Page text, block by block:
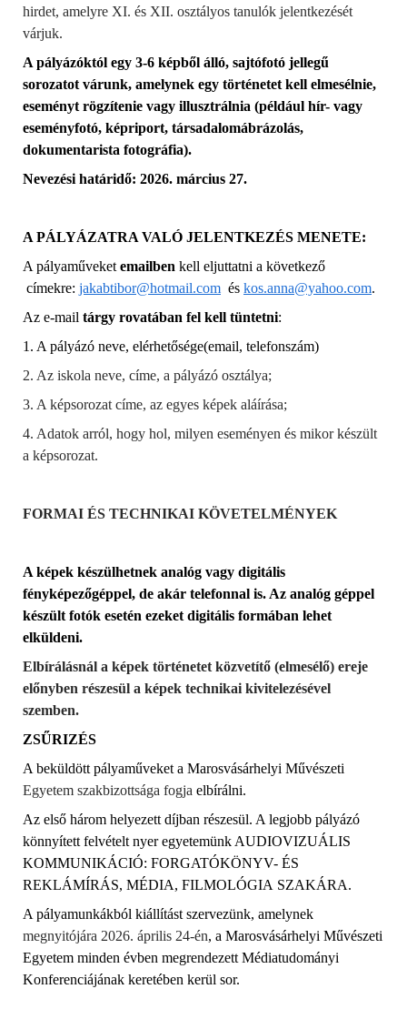
hirdet, amelyre XI. és XII. osztályos tanulók jelentkezését
várjuk.
A pályázóktól egy 3-6 képből álló, sajtófotó jellegű
sorozatot várunk, amelynek egy történetet kell elmesélnie,
eseményt rögzítenie vagy illusztrálnia (például hír- vagy
eseményfotó, képriport, társadalomábrázolás,
dokumentarista fotográfia).
Nevezési határidő: 2026. március 27.
A PÁLYÁZATRA VALÓ JELENTKEZÉS MENETE:
A pályaműveket emailben kell eljuttatni a következő
címekre: jakabtibor@hotmail.com és kos.anna@yahoo.com.
Az e-mail tárgy rovatában fel kell tüntetni:
1. A pályázó neve, elérhetősége(email, telefonszám)
2. Az iskola neve, címe, a pályázó osztálya;
3. A képsorozat címe, az egyes képek aláírása;
4. Adatok arról, hogy hol, milyen eseményen és mikor készült
a képsorozat.
FORMAI ÉS TECHNIKAI KÖVETELMÉNYEK
A képek készülhetnek analóg vagy digitális
fényképezőgéppel, de akár telefonnal is. Az analóg géppel
készült fotók esetén ezeket digitális formában lehet
elküldeni.
Elbírálásnál a képek történetet közvetítő (elmesélő) ereje
előnyben részesül a képek technikai kivitelezésével
szemben.
ZSŰRIZÉS
A beküldött pályaműveket a Marosvásárhelyi Művészeti
Egyetem szakbizottsága fogja elbírálni.
Az első három helyezett díjban részesül. A legjobb pályázó
könnyített felvételt nyer egyetemünk AUDIOVIZUÁLIS
KOMMUNIKÁCIÓ: FORGATÓKÖNYV- ÉS
REKLÁMÍRÁS, MÉDIA, FILMOLÓGIA SZAKÁRA.
A pályamunkákból kiállítást szervezünk, amelynek
megnyitójára 2026. április 24-én, a Marosvásárhelyi Művészeti
Egyetem minden évben megrendezett Médiatudományi
Konferenciájának keretében kerül sor.